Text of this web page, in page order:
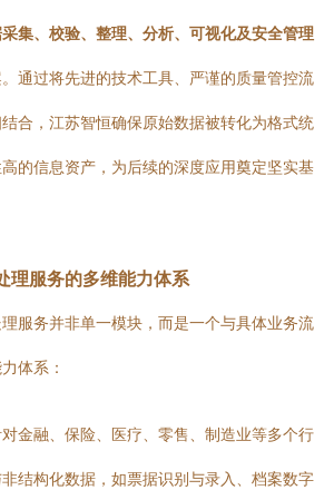
集、校验、整理、分析、可视化及安全管理
通过将先进的技术工具、严谨的质量管控流
合，江苏智恒确保原始数据被转化为格式统
的信息资产，为后续的深度应用奠定坚实基
理服务的多维能力体系
服务并非单一模块，而是一个与具体业务流
体系：
对金融、保险、医疗、零售、制造业等多个行
结构化数据，如票据识别与录入、档案数字